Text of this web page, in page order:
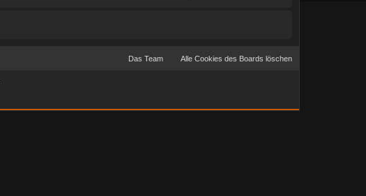
Alle Cookies des Boards löschen
Das Team